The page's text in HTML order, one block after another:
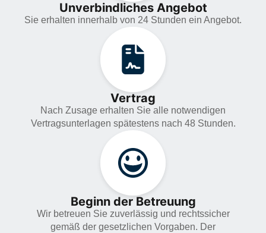
Unverbindliches Angebot
Sie erhalten innerhalb von 24 Stunden ein Angebot.
Vertrag
Nach Zusage erhalten Sie alle notwendigen
Vertragsunterlagen spätestens nach 48 Stunden.
Beginn der Betreuung
Wir betreuen Sie zuverlässig und rechtssicher
gemäß der gesetzlichen Vorgaben. Der